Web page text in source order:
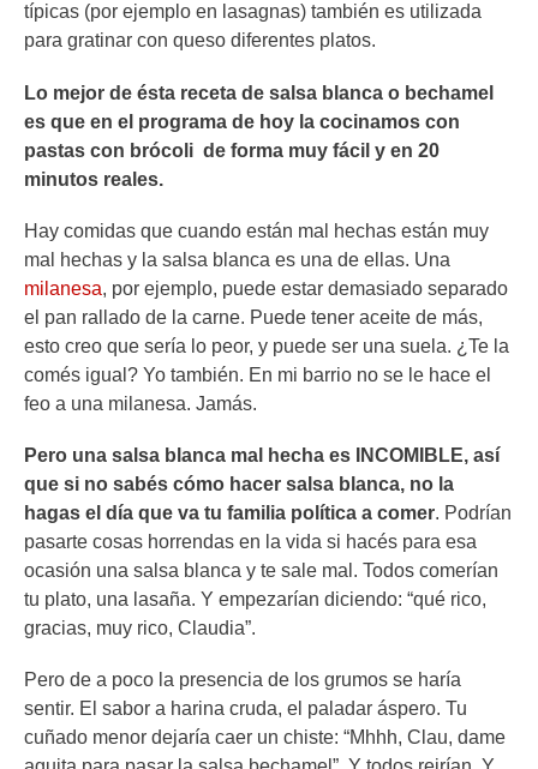
típicas (por ejemplo en lasagnas) también es utilizada
para gratinar con queso diferentes platos.
Lo mejor de ésta receta de salsa blanca o bechamel
es que en el programa de hoy la cocinamos con
pastas con brócoli de forma muy fácil y en 20
minutos reales.
Hay comidas que cuando están mal hechas están muy
mal hechas y la salsa blanca es una de ellas. Una
milanesa, por ejemplo, puede estar demasiado separado
el pan rallado de la carne. Puede tener aceite de más,
esto creo que sería lo peor, y puede ser una suela. ¿Te la
comés igual? Yo también. En mi barrio no se le hace el
feo a una milanesa. Jamás.
Pero una salsa blanca mal hecha es INCOMIBLE, así
que si no sabés cómo hacer salsa blanca, no la
hagas el día que va tu familia política a comer. Podrían
pasarte cosas horrendas en la vida si hacés para esa
ocasión una salsa blanca y te sale mal. Todos comerían
tu plato, una lasaña. Y empezarían diciendo: “qué rico,
gracias, muy rico, Claudia”.
Pero de a poco la presencia de los grumos se haría
sentir. El sabor a harina cruda, el paladar áspero. Tu
cuñado menor dejaría caer un chiste: “Mhhh, Clau, dame